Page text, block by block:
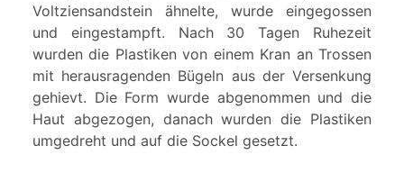
Voltziensandstein ähnelte, wurde eingegossen
und eingestampft. Nach 30 Tagen Ruhezeit
wurden die Plastiken von einem Kran an Trossen
mit herausragenden Bügeln aus der Versenkung
gehievt. Die Form wurde abgenommen und die
Haut abgezogen, danach wurden die Plastiken
umgedreht und auf die Sockel gesetzt.